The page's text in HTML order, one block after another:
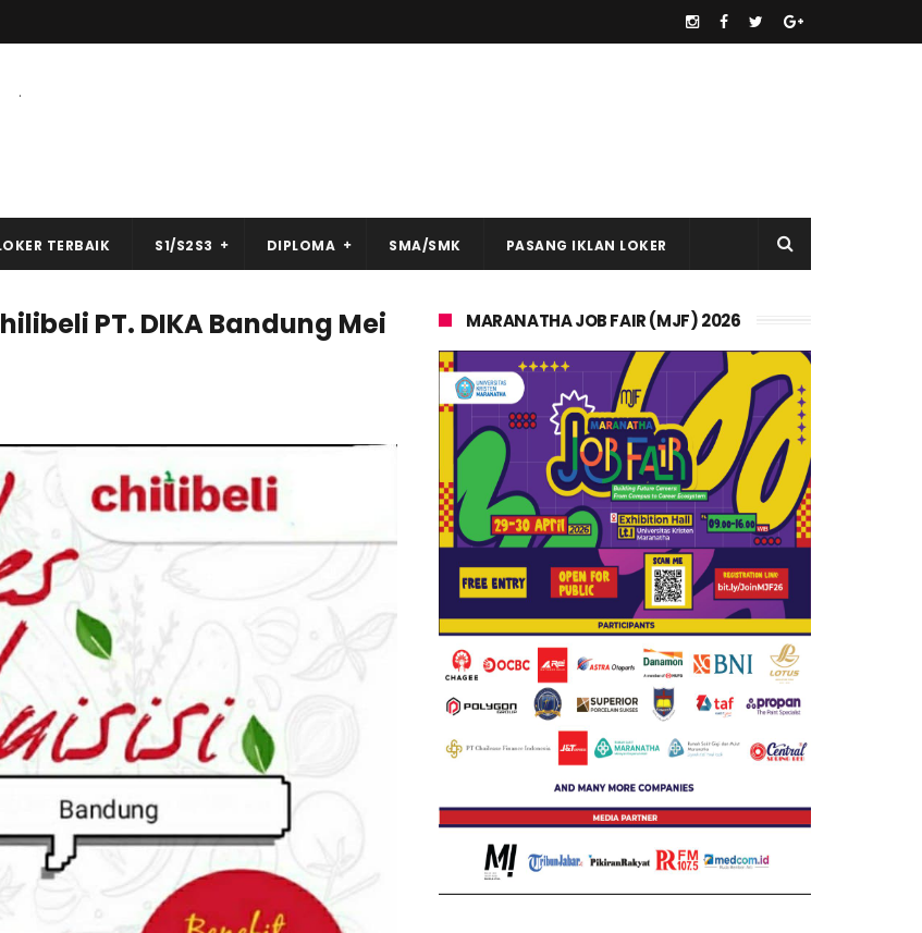
.
TERBAIK S1/S2S3 DIPLOMA SMA/SMK PASANG IKLAN LOKER
PT. DIKA Bandung Mei
MARANATHA JOB FAIR (MJF) 2026